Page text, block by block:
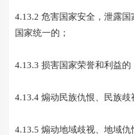
4.13.2 危害国家安全，泄露
国家统一的；
4.13.3 损害国家荣誉和利益的
4.13.4 煽动民族仇恨、民族歧
4.13.5 煽动地域歧视、地域仇